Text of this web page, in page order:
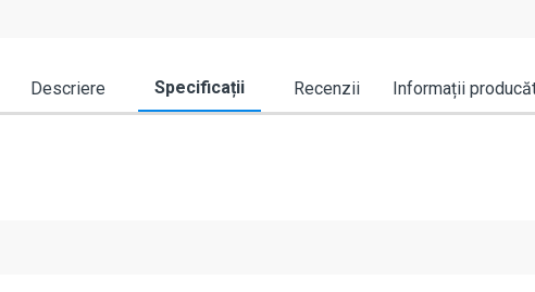
Descriere Specificații Recenzii Informații